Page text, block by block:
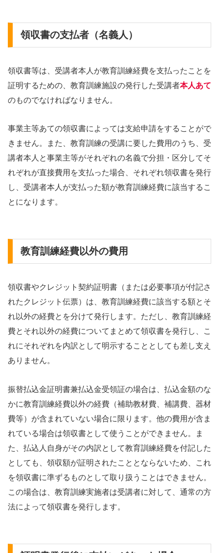
領収書の支払者（名義人）
領収書等は、受講者本人が教育訓練経費を支払ったことを
証明するための、教育訓練施設の発行した受講者本人あて
のものでなければなりません。
事業主等あての領収書によっては支給申請をすることがで
きません。また、教育訓練の受講に要した費用のうち、受
講者本人と事業主等がそれぞれの名義で分担・区分してそ
れぞれが直接費用を支払った場合、それぞれ領収書を発行
し、受講者本人が支払った額が教育訓練経費に該当するこ
とになります。
教育訓練経費以外の費用
領収書やクレジット契約証明書（または必要事項が付記さ
れたクレジット伝票）は、教育訓練経費に該当する額とそ
れ以外の経費とを分けて発行します。ただし、教育訓練経
費とそれ以外の経費についてまとめて領収書を発行し、こ
れにそれぞれを内訳として明示することとしても差し支え
ありません。
振替払込金証明書兼払込金受領証の場合は、払込金額のな
かに教育訓練経費以外の経費（補助教材費、補講費、器材
費等）が含まれていない場合に限ります。他の費用が含ま
れている場合は領収書として使うことができません。ま
た、払込人自身がその内訳として教育訓練経費を付記した
としても、領収額が証明されたこととならないため、これ
を領収書に準ずるものとして取り扱うことはできません。
この場合は、教育訓練実施者は受講者に対して、通常の方
法によって領収書を発行します。